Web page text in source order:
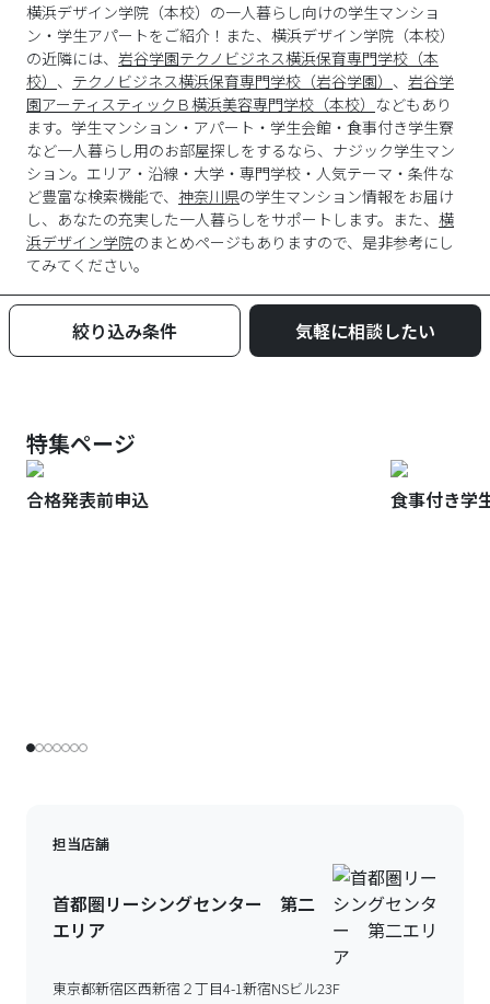
横浜デザイン学院（本校）の一人暮らし向けの学生マンショ
ン・学生アパートをご紹介！また、横浜デザイン学院（本校）
の近隣には、 岩谷学園テクノビジネス横浜保育専門学校（本
校） 、 テクノビジネス横浜保育専門学校（岩谷学園） 、 岩谷学
園アーティスティックＢ横浜美容専門学校（本校） などもあり
ます。学生マンション・アパート・学生会館・食事付き学生寮
など一人暮らし用のお部屋探しをするなら、ナジック学生マン
ション。エリア・沿線・大学・専門学校・人気テーマ・条件な
ど豊富な検索機能で、 神奈川県の学生マンション情報をお届け
し、あなたの充実した一人暮らしをサポートします。また、 横
浜デザイン学院のまとめページもありますので、是非参考にし
てみてください。
絞り込み条件 気軽に相談したい
特集ページ
合格発表前申込 食事付き学
担当店舗
首都圏リーシングセンター 第二
エリア
東京都新宿区西新宿２丁目4-1新宿NSビル23F